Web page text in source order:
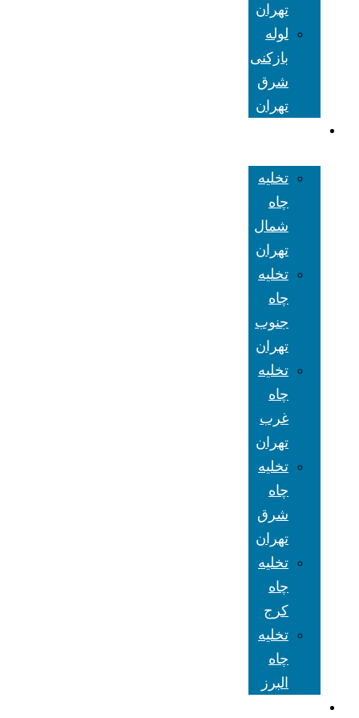
تهران
لوله
بازکنی
شرق
تهران
تخلیه
چاه
شمال
تهران
تخلیه
چاه
جنوب
تهران
تخلیه
چاه
غرب
تهران
تخلیه
چاه
شرق
تهران
تخلیه
چاه
کرج
تخلیه
چاه
البرز